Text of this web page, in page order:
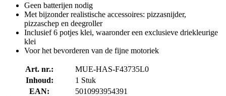
Geen batterijen nodig
Met bijzonder realistische accessoires: pizzasnijder,
pizzaschep en deegroller
Inclusief 6 potjes klei, waaronder een exclusieve driekleurige
klei
Voor het bevorderen van de fijne motoriek
Art. nr.:
MUE-HAS-F43735L0
Inhoud:
1 Stuk
EAN:
5010993954391